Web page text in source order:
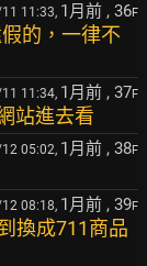
11:33, 1月前 , 36F
的，一律不
11:34, 1月前 , 37F
站進去看
05:02, 1月前 , 38F
08:18, 1月前 , 39F
換成711商品